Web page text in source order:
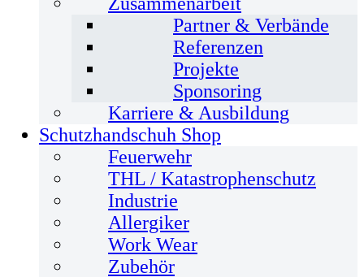
Partner & Verbände
Referenzen
Projekte
Sponsoring
Karriere & Ausbildung
Schutzhandschuh Shop
Feuerwehr
THL / Katastrophenschutz
Industrie
Allergiker
Work Wear
Zubehör